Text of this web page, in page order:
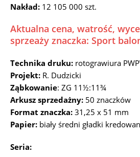
Nakład: 12 105 000 szt.
Aktualna cena, watrość,
sprzeaży znaczka: Sport
Technika druku: rotograwiura
Projekt: R. Dudzicki
Ząbkowanie: ZG 11½:11¾
Arkusz sprzedażny: 50 znaczków
Format znaczka: 31,25 x 51 mm
Papier: biały średni gładki
Seria: